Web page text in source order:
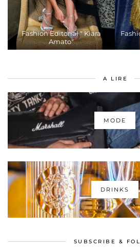
Fashion Editorial " Kiara
Amato"
A LIRE
MODE
DRINKS
SUBSCRIBE &